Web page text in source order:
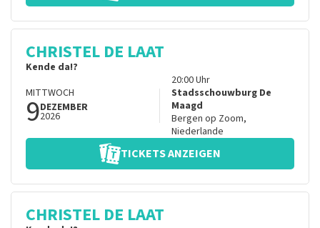
CHRISTEL DE LAAT
Kende da!?
MITTWOCH
9DEZEMBER
2026
20:00Uhr
Stadsschouwburg De
Maagd
Bergen op Zoom,
Niederlande
TICKETS ANZEIGEN
CHRISTEL DE LAAT